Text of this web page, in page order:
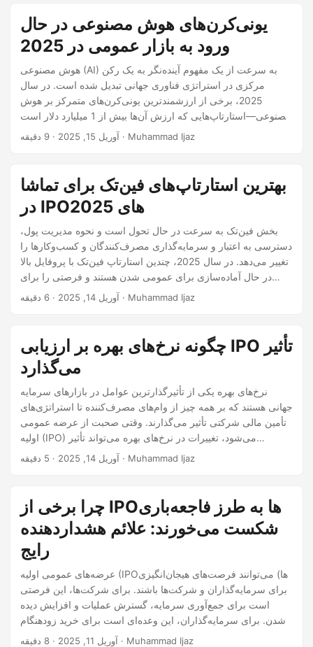
استراتژی، دقت و درک عمیق از آنچه که باید فراتر از تیترها جستجو
کرد، دارد.
یونی‌کرن‌های هوش مصنوعی در حال
ورود به بازار عمومی در 2025
هوش مصنوعی (AI) به سرعت از یک مفهوم آینده‌نگر به یک رکن
مرکزی در استراتژی فناوری جهانی تبدیل شده است. در سال
2025، برخی از ارزشمندترین یونی‌کرن‌های متمرکز بر هوش
مصنوعی—استارتاپ‌هایی که ارزش آن‌ها بیش از 1 میلیارد دلار است
—در حال آماده‌سازی برای ورود به بازارهای عمومی هستند. این
می‌کنند. در اینجا نگاهی به برترین یونی‌کرن‌های هوش مصنوعی که
ممکن است در سال 2025 به بازار عمومی بروند، و دلایلی که
آوریل 15, 2025 · 9 دقیقه · Muhammad Ijaz
بهترین استارتاپ‌های فین‌تک برای تماشا
در IPOهای 2025
بخش فین‌تک به سرعت در حال تحول است و نحوه مدیریت پول،
دسترسی به اعتبار و سرمایه‌گذاری مصرف‌کنندگان و کسب‌وکارها را
تغییر می‌دهد. در سال 2025، چندین استارتاپ فین‌تک با پروفایل بالا
در حال آماده‌سازی برای عمومی شدن هستند و فرصتی را برای
سرمایه‌گذاران فراهم می‌کنند تا به آینده مالی بپیوندند. از بانکداری
آوریل 14, 2025 · 6 دقیقه · Muhammad Ijaz
چگونه نرخ‌های بهره بر ارزیابی IPO تأثیر
می‌گذارد
نرخ‌های بهره یکی از تأثیرگذارترین عوامل در بازارهای سرمایه
جهانی هستند که بر همه چیز از وام‌های مصرف‌کننده تا استراتژی‌های
تأمین مالی شرکتی تأثیر می‌گذارند. وقتی صحبت از عرضه عمومی
اولیه (IPO) می‌شود، تغییرات در نرخ‌های بهره می‌تواند تأثیر
چشمگیری بر نحوه ارزیابی شرکت‌ها، میزان سرمایه‌ای که می‌توانند
بهره—چه در حال افزایش و چه در حال کاهش—چشم‌انداز IPO را
شکل می‌دهند و استراتژی‌های ارزیابی را در بخش‌های مختلف تحت
تأثیر قرار می‌دهند.
آوریل 14, 2025 · 5 دقیقه · Muhammad Ijaz
چرا برخی از IPOها به طرز فاجعه‌باری
شکست می‌خورند: علائم هشداردهنده
رایج
عرضه‌های عمومی اولیه (IPOها) می‌توانند فرصت‌های هیجان‌انگیزی
برای سرمایه‌گذاران و شرکت‌ها باشند. برای شرکت‌ها، این فرصتی
است برای جمع‌آوری سرمایه، گسترش عملیات و افزایش دیده
شدن. برای سرمایه‌گذاران، این وعده‌ای است برای خرید زودهنگام
در مورد چیز بزرگ بعدی. اما همه IPOها به این وعده عمل نمی‌کنند.
آوریل 11, 2025 · 8 دقیقه · Muhammad Ijaz